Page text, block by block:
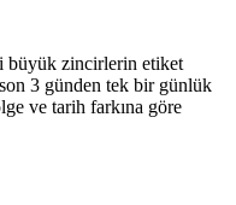
büyük zincirlerin etiket
3 günden tek bir günlük
ve tarih farkına göre